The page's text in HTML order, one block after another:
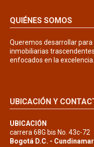
QUIÉNES SOMOS
Queremos desarrollar
inmobiliarias
enfocados en la excelencia.
UBICACIÓN Y
UBICACIÓN
carrera 68G bis No. 43c-72
Bogotá D.C. -